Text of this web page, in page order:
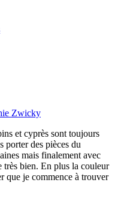
Zwicky
et cyprès sont toujours
porter des pièces du
mais finalement avec
très bien. En plus la couleur
que je commence à trouver